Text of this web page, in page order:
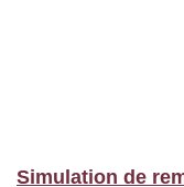
Simulation de